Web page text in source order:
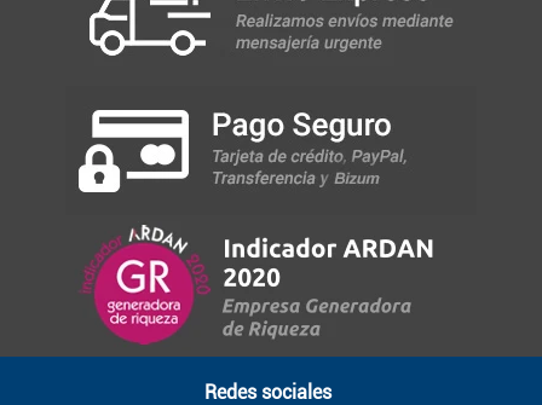
Redes sociales